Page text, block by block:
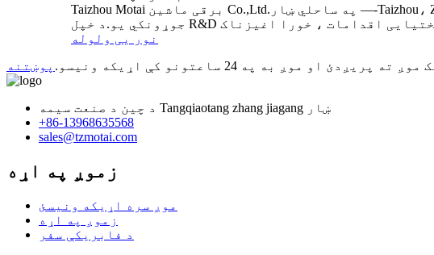
Taizhou Motai برقی ماشین Co.,Ltd.په ساحلي ښار —-Taizhou، Zhejiang کې موقعیت لري. موږ د بریښنایی موټرو، بلور فین، د اوبو پمپ او اړونده پرزو مسلکي
نور یی ولوله
به په 24 ساعتونو کې اړیکه ونیسو.
پوښتنه
د چين د صنعت سيمه Tangqiaotang zhang jiagang ښار
+86-13968635568
sales@tzmotai.com
زموږ په اړه
موږ سره اړیکه ونیسئ
زموږ په اړه
د فابریکې سفر